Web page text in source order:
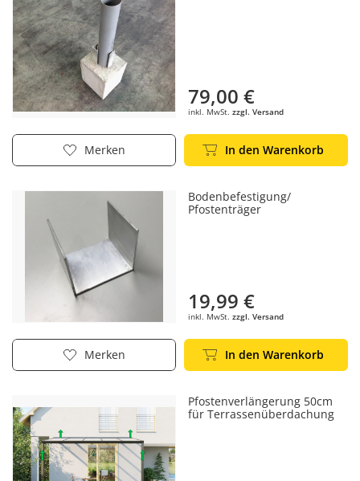
79,00 €
inkl. MwSt. zzgl. Versand
Merken In den Warenkorb
Bodenbefestigung/
Pfostenträger
19,99 €
inkl. MwSt. zzgl. Versand
Merken In den Warenkorb
Pfostenverlängerung 50cm
für Terrassenüberdachung